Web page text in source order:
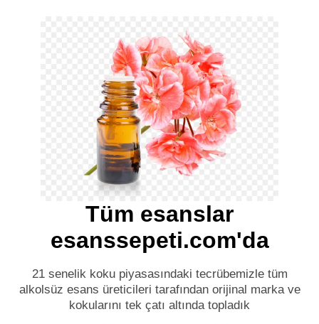
Tüm esanslar
esanssepeti.com'da
21 senelik koku piyasasındaki tecrübemizle tüm
alkolsüz esans üreticileri tarafından orijinal marka ve
kokularını tek çatı altında topladık